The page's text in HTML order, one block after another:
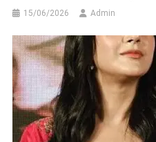
15/06/2026 Admin